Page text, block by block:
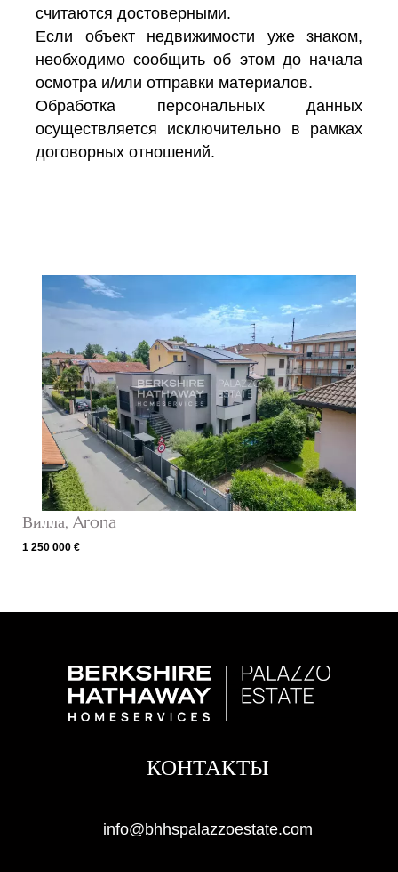
считаются достоверными.
Если объект недвижимости уже знаком,
необходимо сообщить об этом до начала
осмотра и/или отправки материалов.
Обработка персональных данных
осуществляется исключительно в рамках
договорных отношений.
Вилла, Arona
1 250 000 €
КОНТАКТЫ
info@bhhspalazzoestate.com